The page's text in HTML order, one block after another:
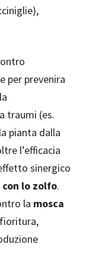
per prevenira
traumi (es.
pianta dalla
l’efficacia
sinergico
lo zolfo.
la mosca